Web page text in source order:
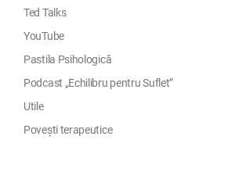
Ted Talks
YouTube
Pastila Psihologică
Podcast „Echilibru pentru Suflet”
Utile
Povești terapeutice